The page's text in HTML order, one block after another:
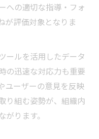
への適切な指導・フォ
が評価対象となりま
ールを活用したデータ
の迅速な対応力も重要
ユーザーの意見を反映
り組む姿勢が、組織内
ります。